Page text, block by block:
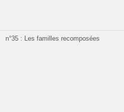
n°35 : Les familles recomposées